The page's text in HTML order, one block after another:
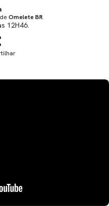
Omelete BR
12H46.